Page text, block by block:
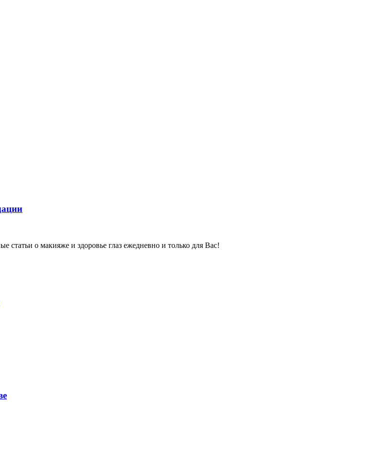
статьи о макияже и здоровье глаз ежедневно и только для Вас!